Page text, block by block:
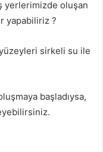
yerlerimizde oluşan
yapabiliriz ?
sirkeli su ile
başladıysa,